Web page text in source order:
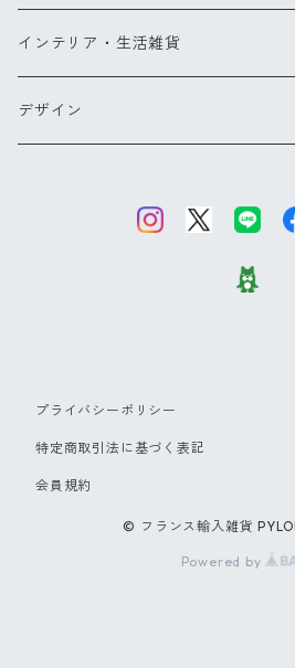
ヘアアクセサリー
ペンダント
ピアス
バッグ
ポーチ
お財布・コインケース
メガネケース他
ポストカード
カードケース
キッチンツール
エプロン
インテリア・生活雑貨
ブランケット
デザイン
【NEW】チューリップ
プライバシーポリシー
特定商取引法に基づく表記
会員規約
© フランス輸入雑貨
Powered by